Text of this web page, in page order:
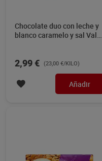
Chocolate duo con leche y
blanco caramelo y sal Valor
2,99 € (23,00 €/KILO)
Añadir